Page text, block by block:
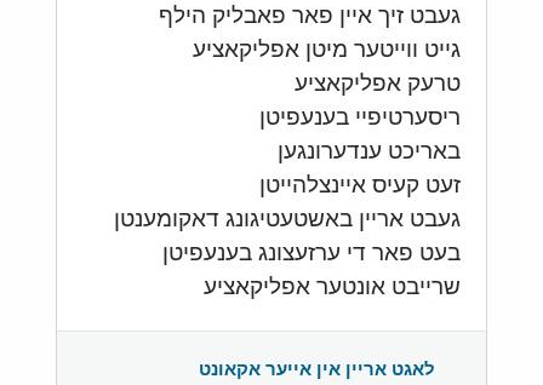
געבט זיך איין פאר פאבליק הילף
גייט ווייטער מיטן אפליקאציע
טרעק אפליקאציע
ריסערטיפיי בענעפיטן
באריכט ענדערונגען
זעט קעיס איינצלהייטן
געבט אריין באשטעטיגונג דאקומענטן
בעט פאר די ערזעצונג בענעפיטן
שרייבט אונטער אפליקאציע
לאגט אריין אין אייער אקאונט